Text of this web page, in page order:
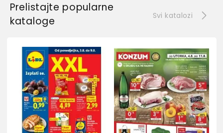
Prelistajte popularne
kataloge
Svi katalozi